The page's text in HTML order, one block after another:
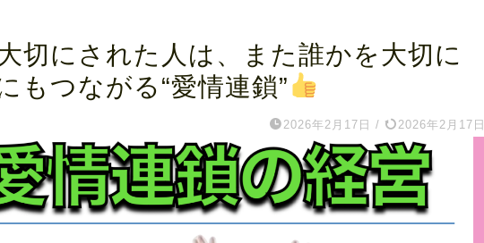
切にされた人は、また誰かを大切に
もつながる“愛情連鎖”
2026年2月17日 / 2026年2月17日